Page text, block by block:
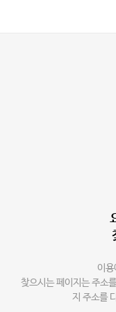
이용
찾으시는 페이지는 주소
지 주소를